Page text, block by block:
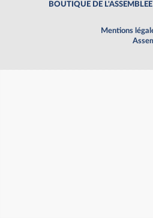
BOUTIQUE DE L'ASSEMBLEE
Mentions